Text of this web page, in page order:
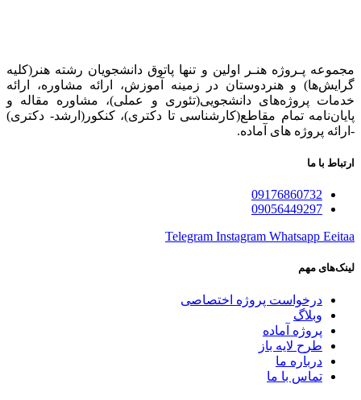
مجموعه پـروژه‌ هنـر اولین و تنها پاتوق دانشجویان رشته هنر(کلیه
گرایش‌ها) و هنردوستان در زمینه آموزش، ارائه‌ مشاوره‌، ارائه
خدمات پروژه‌های‌ دانشجویی(تئوری و عملی)، مشاوره مقاله و
پایان‌نامه تمام مقاطع(کارشناسی تا دکتری)، کنکور(ارشد- دکتری)
-ارائه پروژه های آماده.
ارتباط با ما
09176860732
09056449297
Telegram Instagram Whatsapp Eeitaa
لینک‌های مهم
درخواست پروژه اختصاصی
وبلاگ
پروژه آماده
طرح لایه باز
درباره ما
تماس با ما